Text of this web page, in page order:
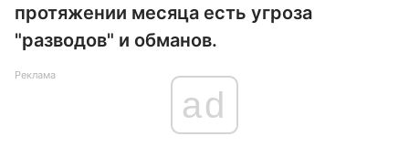
протяжении месяца есть угроза
"разводов" и обманов.
Реклама
ad